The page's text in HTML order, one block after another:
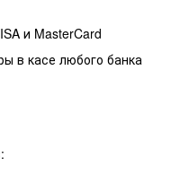
и MasterCard
в касе любого банка